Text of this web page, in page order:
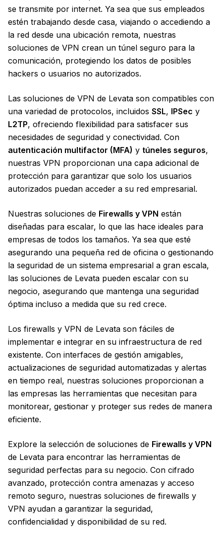
se transmite por internet. Ya sea que sus empleados
estén trabajando desde casa, viajando o accediendo a
la red desde una ubicación remota, nuestras
soluciones de VPN crean un túnel seguro para la
comunicación, protegiendo los datos de posibles
hackers o usuarios no autorizados.
Las soluciones de VPN de Levata son compatibles con
una variedad de protocolos, incluidos SSL, IPSec y
L2TP, ofreciendo flexibilidad para satisfacer sus
necesidades de seguridad y conectividad. Con
autenticación multifactor (MFA) y túneles seguros,
nuestras VPN proporcionan una capa adicional de
protección para garantizar que solo los usuarios
autorizados puedan acceder a su red empresarial.
Nuestras soluciones de Firewalls y VPN están
diseñadas para escalar, lo que las hace ideales para
empresas de todos los tamaños. Ya sea que esté
asegurando una pequeña red de oficina o gestionando
la seguridad de un sistema empresarial a gran escala,
las soluciones de Levata pueden escalar con su
negocio, asegurando que mantenga una seguridad
óptima incluso a medida que su red crece.
Los firewalls y VPN de Levata son fáciles de
implementar e integrar en su infraestructura de red
existente. Con interfaces de gestión amigables,
actualizaciones de seguridad automatizadas y alertas
en tiempo real, nuestras soluciones proporcionan a
las empresas las herramientas que necesitan para
monitorear, gestionar y proteger sus redes de manera
eficiente.
Explore la selección de soluciones de Firewalls y VPN
de Levata para encontrar las herramientas de
seguridad perfectas para su negocio. Con cifrado
avanzado, protección contra amenazas y acceso
remoto seguro, nuestras soluciones de firewalls y
VPN ayudan a garantizar la seguridad,
confidencialidad y disponibilidad de su red.